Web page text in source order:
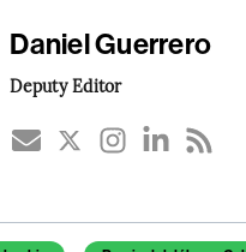
Daniel Guerrero
Deputy Editor